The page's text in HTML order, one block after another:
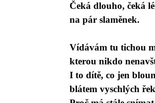
Čeká dlouho, čeká
na pár slaměnek.
Vídávám tu tichou
kterou nikdo
I to dítě, co jen
blátem vyschlých